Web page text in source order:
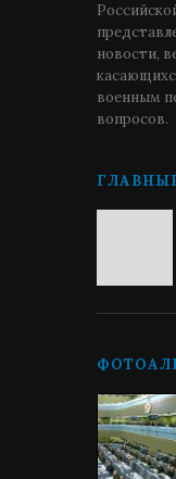
новости,
военным
вопросов.